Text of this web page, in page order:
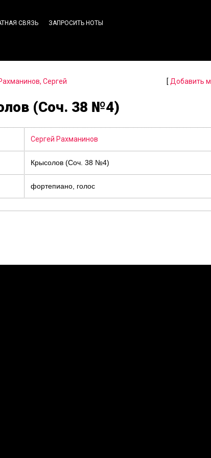
СВЯЗЬ ЗАПРОСИТЬ НОТЫ
Сергей [ Добавить
(Соч. 38 №4)
Сергей Рахманинов
Крысолов (Соч. 38 №4)
фортепиано, голос